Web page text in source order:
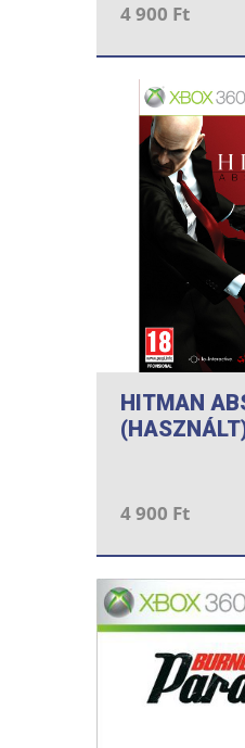
4 900 Ft
HITMAN
4 900 Ft